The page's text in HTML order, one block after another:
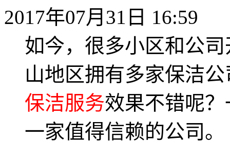
2017年07月31日 16:59
如今，很多小区和公
山地区拥有多家保洁
保洁服务效果不错呢
一家值得信赖的公司。